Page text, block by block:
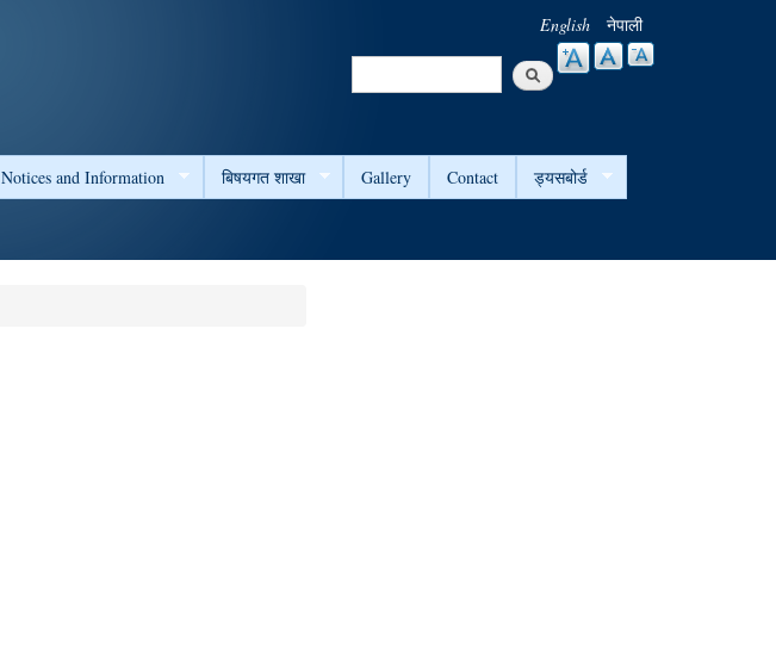
English नेपाली
Search
Notices and Information बिषयगत शाखा Gallery Contact
ड्यसबोर्ड